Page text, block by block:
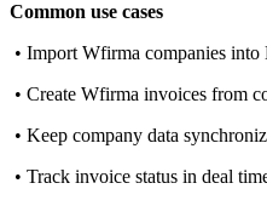
Common use cases
• Import Wfirma companies
• Create Wfirma invoices from
• Keep company data
• Track invoice status in deal